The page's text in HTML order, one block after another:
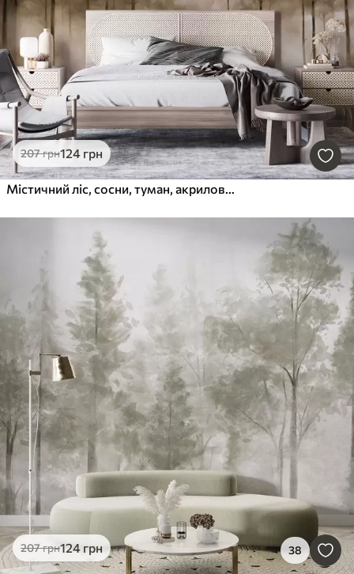
207грн124 грн
Містичний ліс, сосни, туман, акрилові фарби, бежеві кольори
207грн124 грн 38